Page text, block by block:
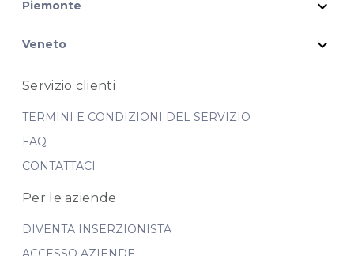
Piemonte expand_more
Veneto expand_more
Servizio clienti
TERMINI E CONDIZIONI DEL SERVIZIO
FAQ
CONTATTACI
Per le aziende
DIVENTA INSERZIONISTA